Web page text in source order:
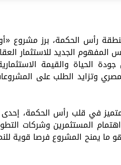
رأس الحكمة، برز مشروع
الجديد للاستثمار
الحياة والقيمة
وتزايد الطلب على
في قلب رأس الحكمة، إحدى
المستثمرين وشركات
يمنح المشروع فرصا قوية